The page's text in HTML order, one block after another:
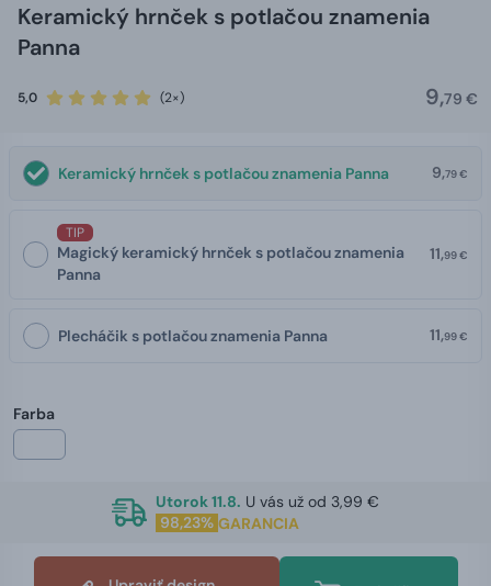
Keramický hrnček s potlačou znamenia
Panna
5,0 (2×) 9,79 €
Keramický hrnček s potlačou znamenia Panna 9,79 €
TIP
Magický keramický hrnček s potlačou znamenia
Panna
11,99 €
Plecháčik s potlačou znamenia Panna 11,99 €
Farba
Utorok 11.8. U vás už od 3,99 €
98,23% GARANCIA